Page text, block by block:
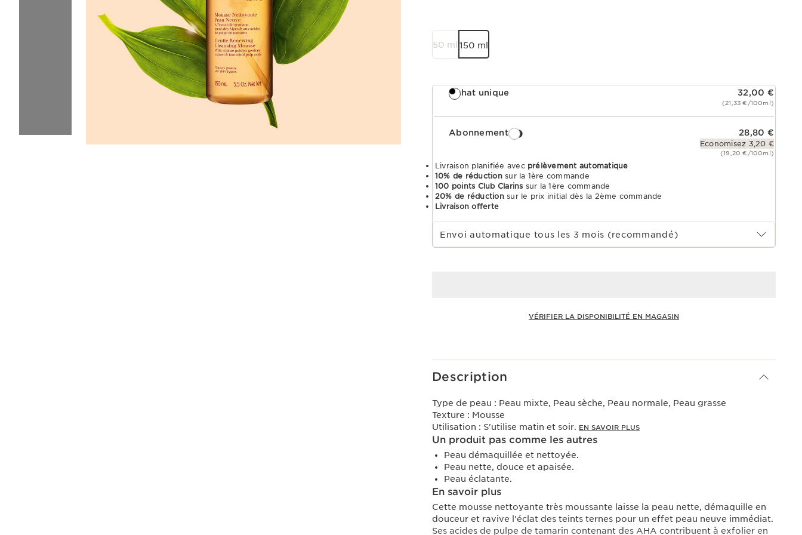
50 ml 150 ml
Achat unique 32,00 €
(21,33 €/100ml)
Abonnement 28,80 €
Economisez 3,20 €
(19,20 €/100ml)
Livraison planifiée avec prélèvement automatique
10% de réductionsur la 1ère commande
100 points Club Clarins sur la 1ère commande
20% de réductionsur le prix initial dès la 2ème commande
Livraison offerte
Choisir la période d''abonnement
Envoi automatique tous les 3 mois (recommandé)
VÉRIFIER LA DISPONIBILITÉ EN MAGASIN
Description
Type de peau : Peau mixte, Peau sèche, Peau normale, Peau grasse
Texture : Mousse
Utilisation : S'utilise matin et soir. EN SAVOIR PLUS
Un produit pas comme les autres
Peau démaquillée et nettoyée.
Peau nette, douce et apaisée.
Peau éclatante.
En savoir plus
Cette mousse nettoyante très moussante laisse la peau nette, démaquille en
douceur et ravive l'éclat des teints ternes pour un effet peau neuve immédiat.
Ses acides de pulpe de tamarin contenant des AHA contribuent à exfolier en